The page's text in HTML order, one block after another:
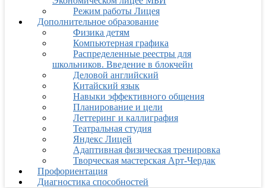
Режим работы Лицея
Дополнительное образование
Физика детям
Компьютерная графика
Распределенные реестры для
школьников. Введение в блокчейн
Деловой английский
Китайский язык
Навыки эффективного общения
Планирование и цели
Леттеринг и каллиграфия
Театральная студия
Яндекс Лицей
Адаптивная физическая тренировка
Творческая мастерская Арт-Чердак
Профориентация
Диагностика способностей